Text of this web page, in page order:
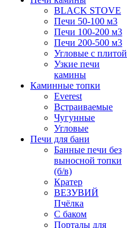
BLACK STOVE
Печи 50-100 м3
Печи 100-200 м3
Печи 200-500 м3
Угловые с плитой
Узкие печи
камины
Каминные топки
Everest
Встраиваемые
Чугунные
Угловые
Печи для бани
Банные печи без
выносной топки
(б/в)
Кратер
ВЕЗУВИЙ
Пчёлка
С баком
Порталы для